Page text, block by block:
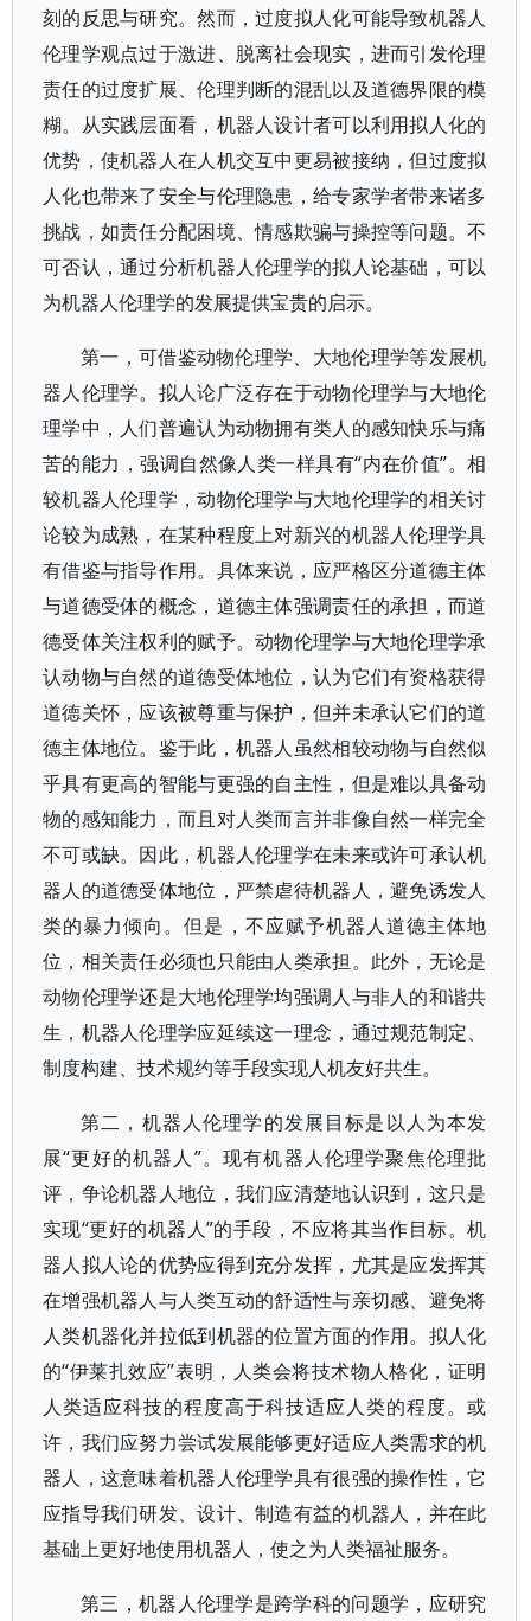
刻的反思与研究。然而，过度拟人化可能导致机器人
伦理学观点过于激进、脱离社会现实，进而引发伦理
责任的过度扩展、伦理判断的混乱以及道德界限的模
糊。从实践层面看，机器人设计者可以利用拟人化的
优势，使机器人在人机交互中更易被接纳，但过度拟
人化也带来了安全与伦理隐患，给专家学者带来诸多
挑战，如责任分配困境、情感欺骗与操控等问题。不
可否认，通过分析机器人伦理学的拟人论基础，可以
为机器人伦理学的发展提供宝贵的启示。
第一，可借鉴动物伦理学、大地伦理学等发展机
器人伦理学。拟人论广泛存在于动物伦理学与大地伦
理学中，人们普遍认为动物拥有类人的感知快乐与痛
苦的能力，强调自然像人类一样具有“内在价值”。相
较机器人伦理学，动物伦理学与大地伦理学的相关讨
论较为成熟，在某种程度上对新兴的机器人伦理学具
有借鉴与指导作用。具体来说，应严格区分道德主体
与道德受体的概念，道德主体强调责任的承担，而道
德受体关注权利的赋予。动物伦理学与大地伦理学承
认动物与自然的道德受体地位，认为它们有资格获得
道德关怀，应该被尊重与保护，但并未承认它们的道
德主体地位。鉴于此，机器人虽然相较动物与自然似
乎具有更高的智能与更强的自主性，但是难以具备动
物的感知能力，而且对人类而言并非像自然一样完全
不可或缺。因此，机器人伦理学在未来或许可承认机
器人的道德受体地位，严禁虐待机器人，避免诱发人
类的暴力倾向。但是，不应赋予机器人道德主体地
位，相关责任必须也只能由人类承担。此外，无论是
动物伦理学还是大地伦理学均强调人与非人的和谐共
生，机器人伦理学应延续这一理念，通过规范制定、
制度构建、技术规约等手段实现人机友好共生。
第二，机器人伦理学的发展目标是以人为本发
展“更好的机器人”。现有机器人伦理学聚焦伦理批
评，争论机器人地位，我们应清楚地认识到，这只是
实现“更好的机器人”的手段，不应将其当作目标。机
器人拟人论的优势应得到充分发挥，尤其是应发挥其
在增强机器人与人类互动的舒适性与亲切感、避免将
人类机器化并拉低到机器的位置方面的作用。拟人化
的“伊莱扎效应”表明，人类会将技术物人格化，证明
人类适应科技的程度高于科技适应人类的程度。或
许，我们应努力尝试发展能够更好适应人类需求的机
器人，这意味着机器人伦理学具有很强的操作性，它
应指导我们研发、设计、制造有益的机器人，并在此
基础上更好地使用机器人，使之为人类福祉服务。
第三，机器人伦理学是跨学科的问题学，应研究